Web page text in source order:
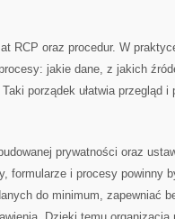
RCP oraz procedur. W
jakie dane, z jakich
porządek ułatwia przegląd
prywatności oraz
formularze i procesy powinny
do minimum, zapewniać